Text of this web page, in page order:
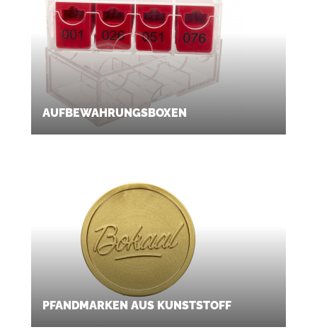
AUFBEWAHRUNGSBOXEN
PFANDMARKEN AUS KUNSTSTOFF